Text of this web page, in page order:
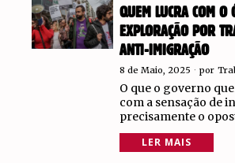
QUEM LUCRA COM O
EXPLORAÇÃO POR
ANTI-IMIGRAÇÃO
8 de Maio, 2025 por
O que o governo
com a sensação de
precisamente o
LER MAIS